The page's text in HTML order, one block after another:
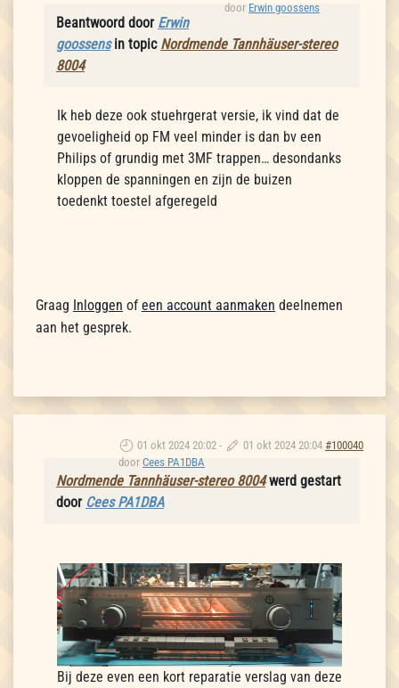
door Erwin goossens
Beantwoord door Erwin
goossensin topic Nordmende Tannhäuser-stereo
8004
Ik heb deze ook stuehrgerat versie, ik vind dat de
gevoeligheid op FM veel minder is dan bv een
Philips of grundig met 3MF trappen… desondanks
kloppen de spanningen en zijn de buizen
toedenkt toestel afgeregeld
Graag Inloggen of een account aanmaken deelnemen
aan het gesprek.
01 okt 2024 20:02 - 01 okt 2024 20:04 #100040
door Cees PA1DBA
Nordmende Tannhäuser-stereo 8004werd gestart
door Cees PA1DBA
Bij deze even een kort reparatie verslag van deze